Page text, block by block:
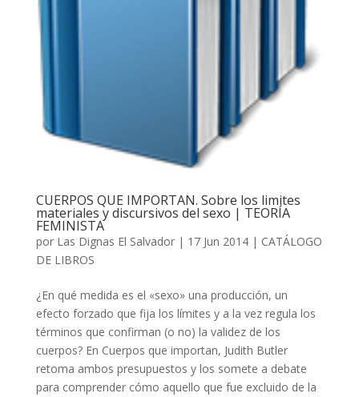
CUERPOS QUE IMPORTAN. Sobre los limites
materiales y discursivos del sexo | TEORÍA
FEMINISTA
por Las Dignas El Salvador| 17 Jun 2014| CATÁLOGO
DE LIBROS
¿En qué medida es el «sexo» una producción, un
efecto forzado que fija los límites y a la vez regula los
términos que confirman (o no) la validez de los
cuerpos? En Cuerpos que importan, Judith Butler
retoma ambos presupuestos y los somete a debate
para comprender cómo aquello que fue excluido de la